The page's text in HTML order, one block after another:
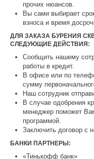
прочих нюансов.
Вы сами выбирает
взноса и время
ДЛЯ ЗАКАЗА БУРЕНИЯ
СЛЕДУЮЩИЕ ДЕЙСТВИЯ:
Сообщить нашему
работы в кредит.
В офисе или по
сумму
Наш сотрудник
В случае одобрения
менеджер поможет
программой.
Заключить договор с
БАНКИ ПАРТНЕРЫ:
«Тинькофф банк»